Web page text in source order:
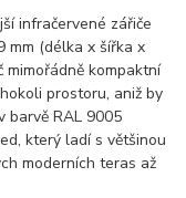
infračervené zářiče
mm (délka x šířka x
kompaktní
prostoru, aniž by
barvě RAL 9005
který ladí s většinou
moderních teras až